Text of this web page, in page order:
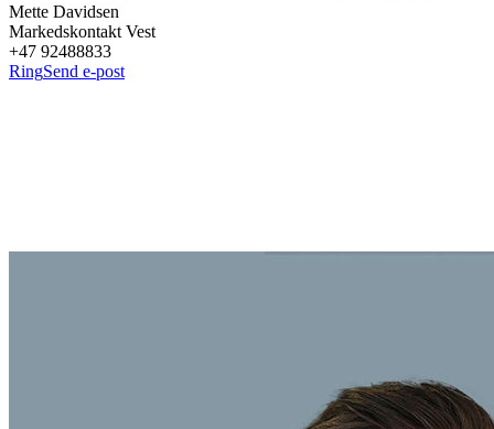
Mette Davidsen
Markedskontakt Vest
+47 92488833
RingSend e-post